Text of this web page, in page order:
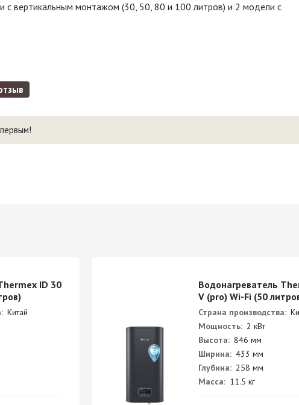
с вертикальным монтажом (30, 50, 80 и 100 литров) и 2 модели с
ID 30
Китай
Водонагреватель
V (pro) Wi-Fi (50
Страна производства:
Мощность: 2 кВт
Высота: 846 мм
Ширина: 433 мм
Глубина: 258 мм
Масса: 11.5 кг